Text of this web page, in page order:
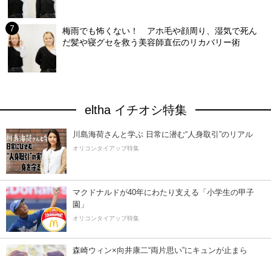
梅雨でも怖くない！ アホ毛や顔周り、湿気で死ん
だ髪や寝グセを救う美容師直伝のリカバリー術
eltha イチオシ特集
川島海荷さんと学ぶ 日常に潜む“人身取引”のリアル
オリコンタイアップ特集
マクドナルドが40年にわたり支える「小学生の甲子
園」
オリコンタイアップ特集
森崎ウィン×向井康二“両片思い”にキュンが止まら